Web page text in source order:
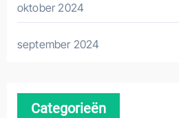
oktober 2024
september 2024
Categorieën